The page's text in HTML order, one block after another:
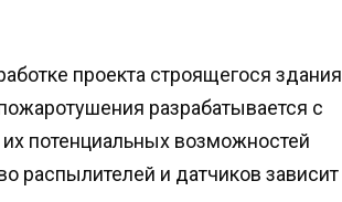
проекта строящегося здания
разрабатывается с
потенциальных возможностей
распылителей и датчиков зависит